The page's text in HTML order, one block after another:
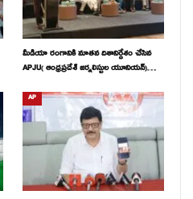
మీడియా రంగానికి నూతన దిశానిర్దేశం చేసిన
APJU( ఆంధ్రప్రదేశ్ జర్నలిస్టుల యూనియన్)…
AP